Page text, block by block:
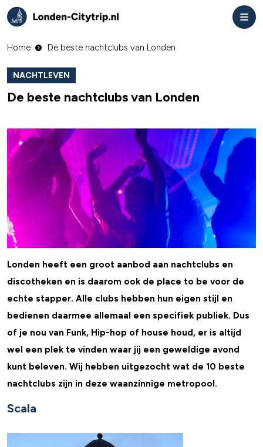
Home De beste nachtclubs van Londen
NACHTLEVEN
De beste nachtclubs van Londen
Londen heeft een groot aanbod aan nachtclubs en
discotheken en is daarom ook de place to be voor de
echte stapper. Alle clubs hebben hun eigen stijl en
bedienen daarmee allemaal een specifiek publiek. Dus
of je nou van Funk, Hip-hop of house houd, er is altijd
wel een plek te vinden waar jij een geweldige avond
kunt beleven. Wij hebben uitgezocht wat de 10 beste
nachtclubs zijn in deze waanzinnige metropool.
Scala